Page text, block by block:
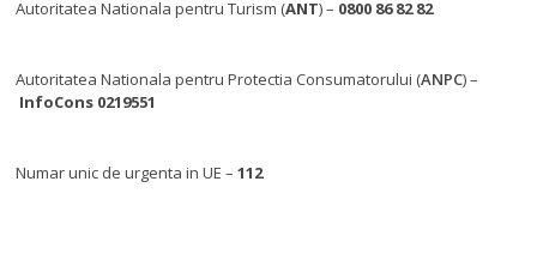
Autoritatea Nationala pentru Turism (ANT) – 0800 86 82 82
Autoritatea Nationala pentru Protectia Consumatorului (ANPC) –
InfoCons 0219551
Numar unic de urgenta in UE –112